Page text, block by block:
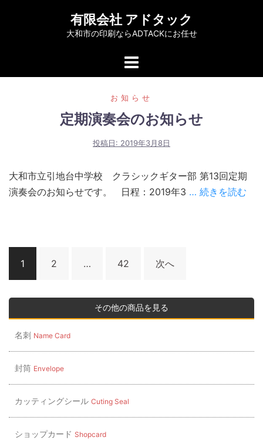
有限会社 アドタック
大和市の印刷ならADTACKにお任せ
お知らせ
定期演奏会のお知らせ
投稿日: 2019年3月8日
大和市立引地台中学校 クラシックギター部 第13回定期
演奏会のお知らせです。 日程：2019年3 … 続きを読む
投
稿
ナ
ビ
ゲ
ー
シ
ョ
ン
1 2 … 42 次へ
その他の商品を見る
名刺 Name Card
封筒 Envelope
カッティングシール Cuting Seal
ショップカード Shopcard